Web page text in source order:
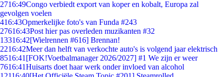
2716:49Congo verbiedt export van koper en kobalt, Europa zal
gevolgen voelen
416:43Opmerkelijke foto's van Funda #243
27616:43Post hier pas overleden muzikanten #32
13316:42[Wielrennen #616] Brennan!
2216:42Meer dan helft van verkochte auto's is volgend jaar elektrisch
8516:41 [FOK!Voetbalmanager 2026/2027] #1 We zijn er weer
7616:41Huisarts doet haar werk onder invloed van alcohol